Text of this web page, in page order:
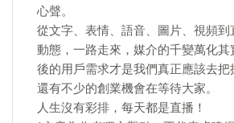
心聲。
從文字、表情、語音、圖片、視頻到
動態，一路走來，媒介的千變萬化
後的用戶需求才是我們真正應該去
還有不少的創業機會在等待大家。
人生沒有彩排，每天都是直播！